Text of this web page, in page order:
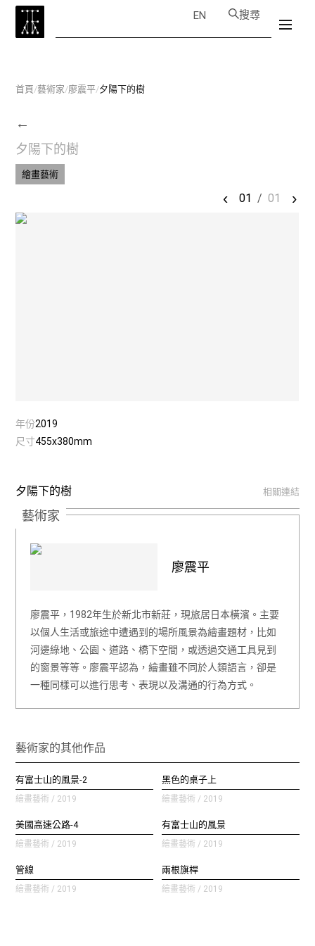
EN 搜尋
首頁/藝術家/廖震平/夕陽下的樹
←
夕陽下的樹
繪畫藝術
‹ 01 / 01 ›
年份2019
尺寸455x380mm
夕陽下的樹 相關連結
藝術家
廖震平
廖震平，1982年生於新北市新莊，現旅居日本橫濱。主要
以個人生活或旅途中遭遇到的場所風景為繪畫題材，比如
河邊綠地、公園、道路、橋下空間，或透過交通工具見到
的窗景等等。廖震平認為，繪畫雖不同於人類語言，卻是
一種同樣可以進行思考、表現以及溝通的行為方式。
藝術家的其他作品
有富士山的風景-2
繪畫藝術 / 2019
黑色的桌子上
繪畫藝術 / 2019
美國高速公路-4
繪畫藝術 / 2019
有富士山的風景
繪畫藝術 / 2019
管線
繪畫藝術 / 2019
兩根旗桿
繪畫藝術 / 2019